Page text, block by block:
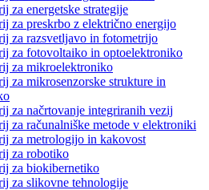
za energetske strategije
za preskrbo z električno energijo
za razsvetljavo in fotometrijo
za fotovoltaiko in optoelektroniko
za mikroelektroniko
za mikrosenzorske strukture in
za načrtovanje integriranih vezij
za računalniške metode v elektroniki
za metrologijo in kakovost
za robotiko
za biokibernetiko
za slikovne tehnologije